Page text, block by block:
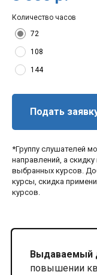
Количество часов
72
108
144
Подать
*Группу слушателей
направлений, а
выбранных курсов.
курсы, скидка
курсов.
Выдаваемый
повышении